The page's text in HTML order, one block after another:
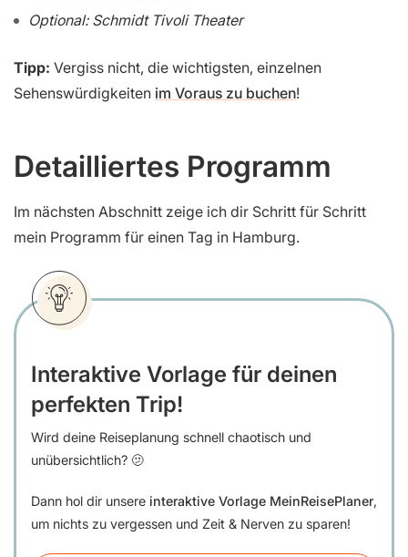
Optional: Schmidt Tivoli Theater
Tipp: Vergiss nicht, die wichtigsten, einzelnen
Sehenswürdigkeiten im Voraus zu buchen!
Detailliertes Programm
Im nächsten Abschnitt zeige ich dir Schritt für Schritt
mein Programm für einen Tag in Hamburg.
Interaktive Vorlage für deinen
perfekten Trip!
Wird deine Reiseplanung schnell chaotisch und
unübersichtlich? 🫤
Dann hol dir unsere interaktive Vorlage MeinReisePlaner,
um nichts zu vergessen und Zeit & Nerven zu sparen!